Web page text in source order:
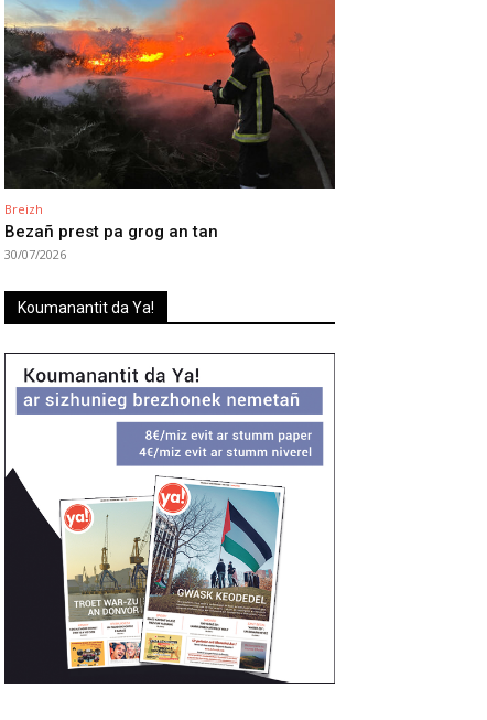
Breizh
Bezañ prest pa grog an tan
30/07/2026
Koumanantit da Ya!